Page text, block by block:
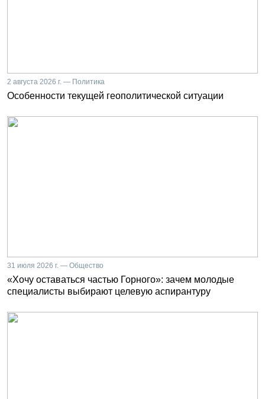
2 августа 2026 г. — Политика
Особенности текущей геополитической ситуации
31 июля 2026 г. — Общество
«Хочу оставаться частью Горного»: зачем молодые
специалисты выбирают целевую аспирантуру